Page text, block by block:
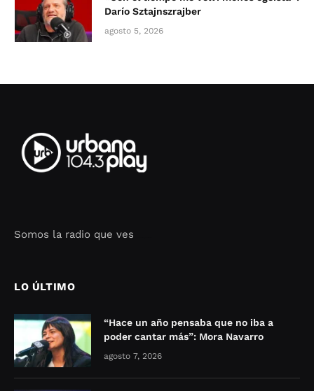
Darío Sztajnszrajber
agosto 5, 2026
Somos la radio que ves
LO ÚLTIMO
“Hace un año pensaba que no iba a
poder cantar más”: Mora Navarro
agosto 7, 2026